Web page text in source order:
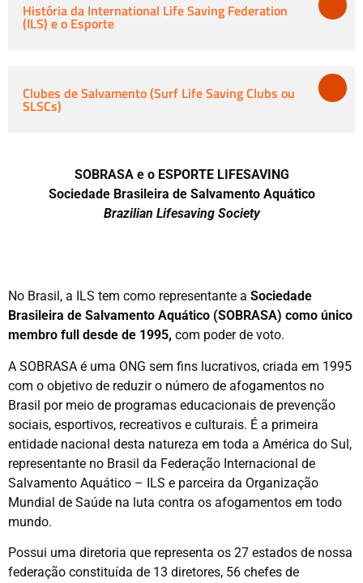
História da International Life Saving Federation
(ILS) e o Esporte
Clubes de Salvamento (Surf Life Saving Clubs ou
SLSCs)
SOBRASA e o ESPORTE LIFESAVING
Sociedade Brasileira de Salvamento Aquático
Brazilian Lifesaving Society
No Brasil, a ILS tem como representante a Sociedade
Brasileira de Salvamento Aquático (SOBRASA) como único
membro full desde de 1995, com poder de voto.
A SOBRASA é uma ONG sem fins lucrativos, criada em 1995
com o objetivo de reduzir o número de afogamentos no
Brasil por meio de programas educacionais de prevenção
sociais, esportivos, recreativos e culturais. É a primeira
entidade nacional desta natureza em toda a América do Sul,
representante no Brasil da Federação Internacional de
Salvamento Aquático – ILS e parceira da Organização
Mundial de Saúde na luta contra os afogamentos em todo
mundo.
Possui uma diretoria que representa os 27 estados de nossa
federação constituída de 13 diretores, 56 chefes de